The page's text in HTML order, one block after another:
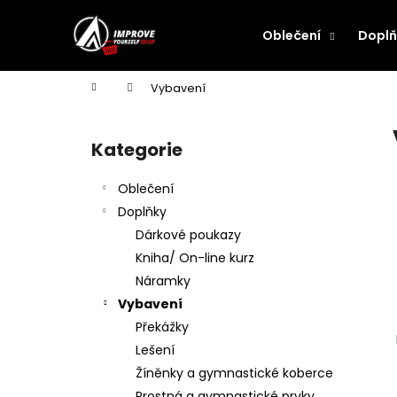
Oblečení
Domů Vybavení
Přeskočit
kategorie
Kategorie
Oblečení
Doplňky
Dárkové poukazy
Kniha/ On-line kurz
Náramky
Vybavení
Překážky
Lešení
Žíněnky a gymnastické koberce
í
Zpět
do
Zpět
do